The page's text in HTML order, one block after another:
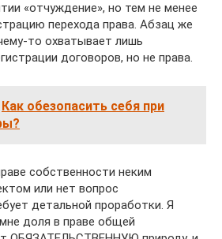
«отчуждение», но тем не менее
перехода права. Абзац же
то охватывает лишь
договоров, но не права.
Как обезопасить себя при
собственности неким
или нет вопрос
детальной проработки. Я
доля в праве общей